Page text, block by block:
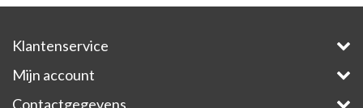
Klantenservice
Mijn account
Contactgegevens